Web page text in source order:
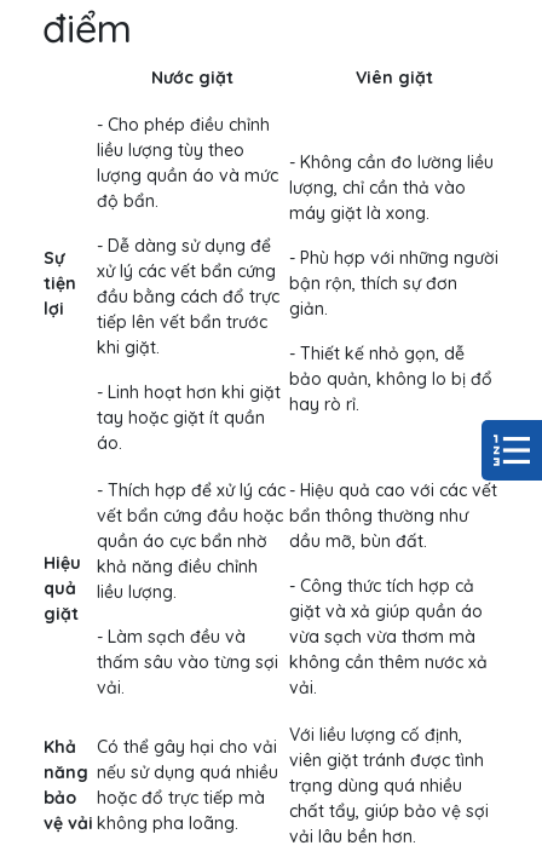
điểm
Nước giặt Viên giặt
Sự
tiện
lợi
- Cho phép điều chỉnh
liều lượng tùy theo
lượng quần áo và mức
độ bẩn.
- Dễ dàng sử dụng để
xử lý các vết bẩn cứng
đầu bằng cách đổ trực
tiếp lên vết bẩn trước
khi giặt.
- Linh hoạt hơn khi giặt
tay hoặc giặt ít quần
áo.
- Không cần đo lường liều
lượng, chỉ cần thả vào
máy giặt là xong.
- Phù hợp với những người
bận rộn, thích sự đơn
giản.
- Thiết kế nhỏ gọn, dễ
bảo quản, không lo bị đổ
hay rò rỉ.
Hiệu
quả
giặt
- Thích hợp để xử lý các
vết bẩn cứng đầu hoặc
quần áo cực bẩn nhờ
khả năng điều chỉnh
liều lượng.
- Làm sạch đều và
thấm sâu vào từng sợi
vải.
- Hiệu quả cao với các vết
bẩn thông thường như
dầu mỡ, bùn đất.
- Công thức tích hợp cả
giặt và xả giúp quần áo
vừa sạch vừa thơm mà
không cần thêm nước xả
vải.
Khả
năng
bảo
vệ vải
Có thể gây hại cho vải
nếu sử dụng quá nhiều
hoặc đổ trực tiếp mà
không pha loãng.
Với liều lượng cố định,
viên giặt tránh được tình
trạng dùng quá nhiều
chất tẩy, giúp bảo vệ sợi
vải lâu bền hơn.